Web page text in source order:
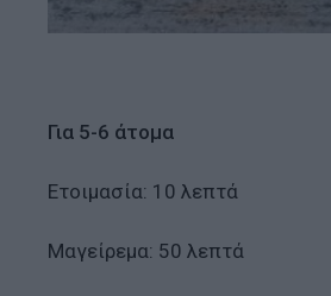
Για 5-6 άτομα
Ετοιμασία: 10 λεπτά
Μαγείρεμα: 50 λεπτά